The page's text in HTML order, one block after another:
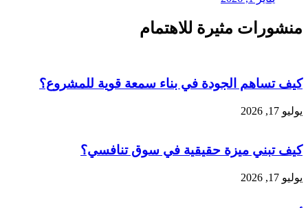
منشورات مثيرة للاهتمام
كيف تساهم الجودة في بناء سمعة قوية للمشروع؟
يوليو 17, 2026
كيف تبني ميزة حقيقية في سوق تنافسي؟
يوليو 17, 2026